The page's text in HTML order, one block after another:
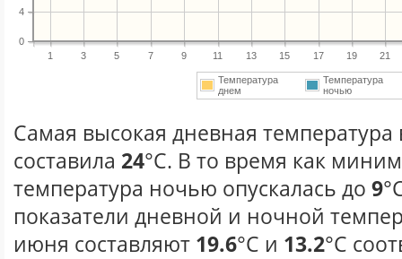
1 3 5 7 9 11 13 15 17 19 21
0
4
Температура
днем
Температура
ночью
Самая высокая дневная
составила 24°С. В то время как
температура ночью опускалась до 9
показатели дневной и ночной
июня составляют 19.6°С и 13.2°С